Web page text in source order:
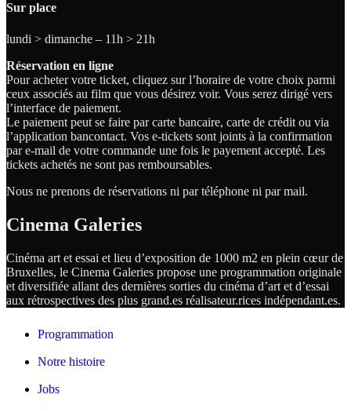
Sur place
lundi > dimanche – 11h > 21h
Réservation en ligne
Pour acheter votre ticket, cliquez sur l’horaire de votre choix parmi
ceux associés au film que vous désirez voir. Vous serez dirigé vers
l’interface de paiement.
Le paiement peut se faire par carte bancaire, carte de crédit ou via
l’application bancontact. Vos e-tickets sont joints à la confirmation
par e-mail de votre commande une fois le payement accepté. Les
tickets achetés ne sont pas remboursables.
Nous ne prenons de réservations ni par téléphone ni par mail.
Cinema Galeries
Cinéma art et essai et lieu d’exposition de 1000 m2 en plein cœur de
Bruxelles, le Cinema Galeries propose une programmation originale
et diversifiée allant des dernières sorties du cinéma d’art et d’essai
aux rétrospectives des plus grand.es réalisateur.rices indépendant.es.
Programmation
Notre histoire
Jobs